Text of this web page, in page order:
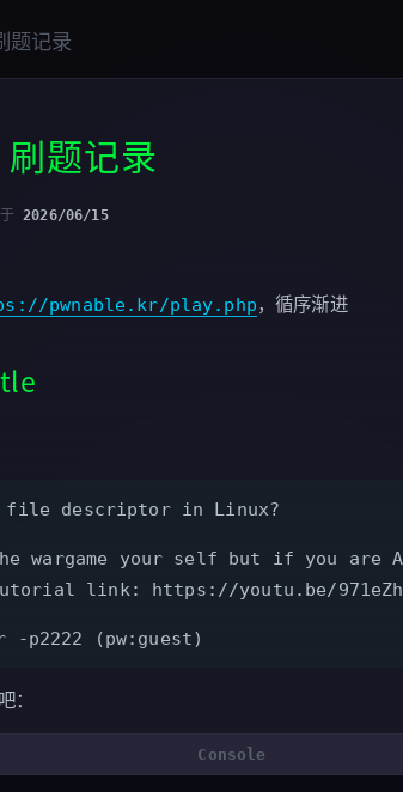
记录
题记录
2026/06/15
pwnable.kr/play.php，循序渐进
file descriptor in Linux?
wargame your self but if you are
link: https://youtu.be/
-p2222 (pw:guest)
：